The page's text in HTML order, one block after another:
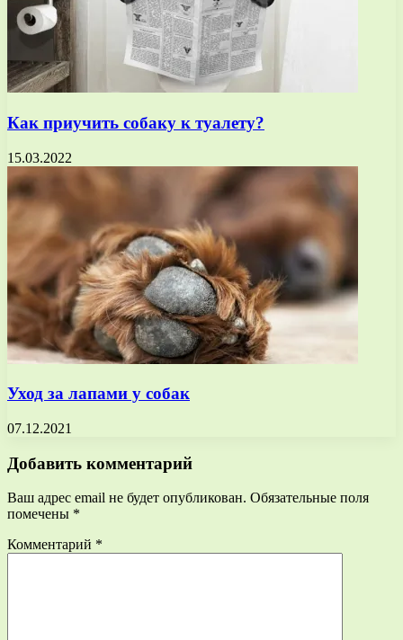
Как приучить собаку к туалету?
15.03.2022
Уход за лапами у собак
07.12.2021
Добавить комментарий
Ваш адрес email не будет опубликован. Обязательные поля
помечены *
Комментарий *